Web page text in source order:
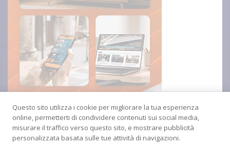
Questo sito utilizza i cookie per migliorare la tua esperienza
online, permetterti di condividere contenuti sui social media,
misurare il traffico verso questo sito, e mostrare pubblicità
personalizzata basata sulle tue attività di navigazioni.